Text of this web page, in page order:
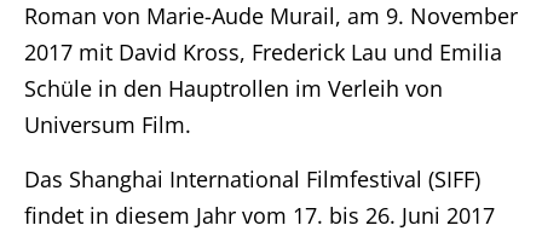
Roman von Marie-Aude Murail, am 9. November
2017 mit David Kross, Frederick Lau und Emilia
Schüle in den Hauptrollen im Verleih von
Universum Film.
Das Shanghai International Filmfestival (SIFF)
findet in diesem Jahr vom 17. bis 26. Juni 2017